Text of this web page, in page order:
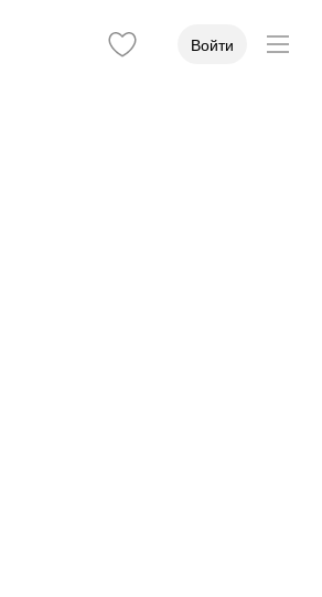
Войти